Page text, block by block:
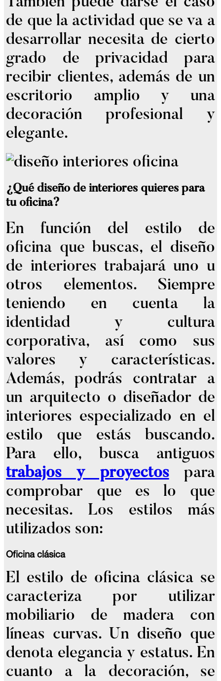
de que la actividad que se va a
desarrollar necesita de cierto
grado de privacidad para
recibir clientes, además de un
escritorio amplio y una
decoración profesional y
elegante.
¿Qué diseño de interiores quieres para
tu oficina?
En función del estilo de
oficina que buscas, el diseño
de interiores trabajará uno u
otros elementos. Siempre
teniendo en cuenta la
identidad y cultura
corporativa, así como sus
valores y características.
Además, podrás contratar a
un arquitecto o diseñador de
interiores especializado en el
estilo que estás buscando.
Para ello, busca antiguos
trabajos y proyectospara
comprobar que es lo que
necesitas. Los estilos más
utilizados son:
Oficina clásica
El estilo de oficina clásica se
caracteriza por utilizar
mobiliario de madera con
líneas curvas. Un diseño que
denota elegancia y estatus. En
cuanto a la decoración, se